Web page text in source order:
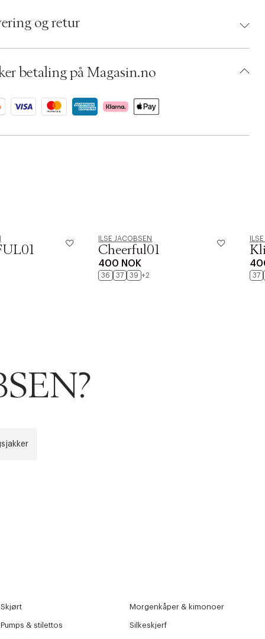
Size: 40
S14310084
og retur
betaling på Magasin.no
ILSE JACOBSEN
Cheerful01
400 NOK
36 37 39 +2 37
Skjørt Morgenkåper & kimonoer
Pumps & stilettos Silkeskjerf
kunne se